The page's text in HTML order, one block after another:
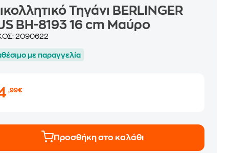
Τηγάνι BERLINGER
BH-8193 16 cm Μαύρο
2090622
με παραγγελία
,99€
Προσθήκη στο καλάθι